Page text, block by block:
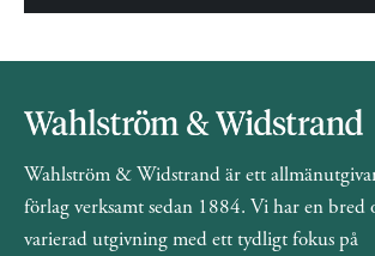
Wahlström & Widstrand är ett
förlag verksamt sedan 1884. Vi har en bred
varierad utgivning med ett tydligt fokus på